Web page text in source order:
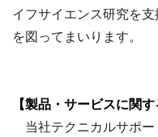
イフサイエンス研究を
を図ってまいります。
【製品・サービスに関
当社テクニカルサポ